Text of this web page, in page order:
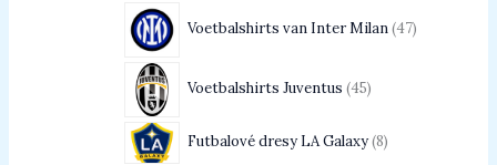
Voetbalshirts van Inter Milan 47
Voetbalshirts Juventus 45
Futbalové dresy LA Galaxy 8